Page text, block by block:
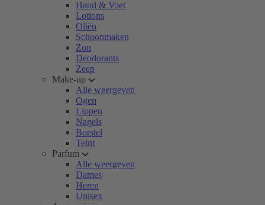
Hand & Voet
Lotions
Oliën
Schoonmaken
Zon
Deodorants
Zeep
Make-up
Alle weergeven
Ogen
Lippen
Nagels
Borstel
Teint
Parfum
Alle weergeven
Dames
Heren
Unisex